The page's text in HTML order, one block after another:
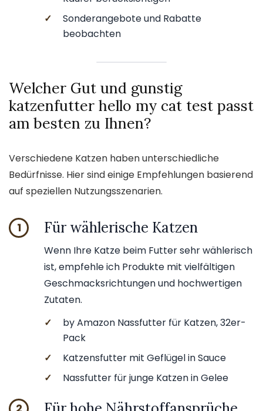
✓
Sonderangebote und Rabatte
beobachten
Welcher Gut und gunstig
katzenfutter hello my cat test passt
am besten zu Ihnen?
Verschiedene Katzen haben unterschiedliche
Bedürfnisse. Hier sind einige Empfehlungen basierend
auf speziellen Nutzungsszenarien.
1 Für wählerische Katzen
Wenn Ihre Katze beim Futter sehr wählerisch
ist, empfehle ich Produkte mit vielfältigen
Geschmacksrichtungen und hochwertigen
Zutaten.
✓
by Amazon Nassfutter für Katzen, 32er-
Pack
✓
Katzensfutter mit Geflügel in Sauce
✓
Nassfutter für junge Katzen in Gelee